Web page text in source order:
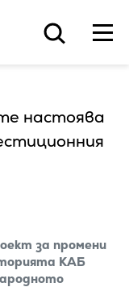
настоява
за промени
КАБ